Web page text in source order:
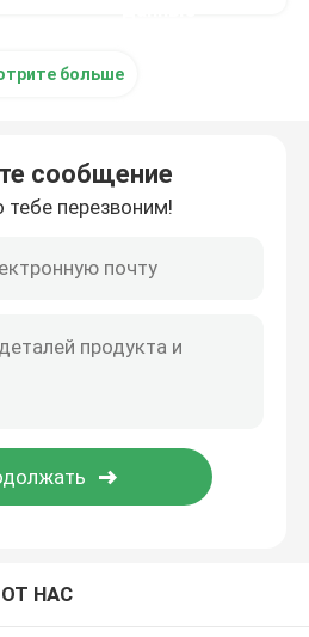
больше
сообщение
перезвоним!
НАС